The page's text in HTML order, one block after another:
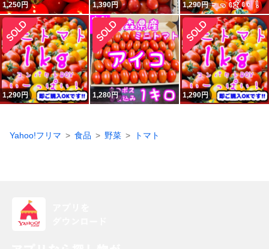
1,250円 1,390円 1,290円
1,290円 1,280円 1,290円
Yahoo!フリマ 食品 野菜 トマト